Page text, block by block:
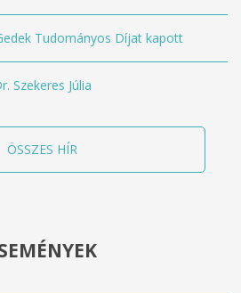
Tudományos Díjat kapott
Szekeres Júlia
ÖSSZES HÍR